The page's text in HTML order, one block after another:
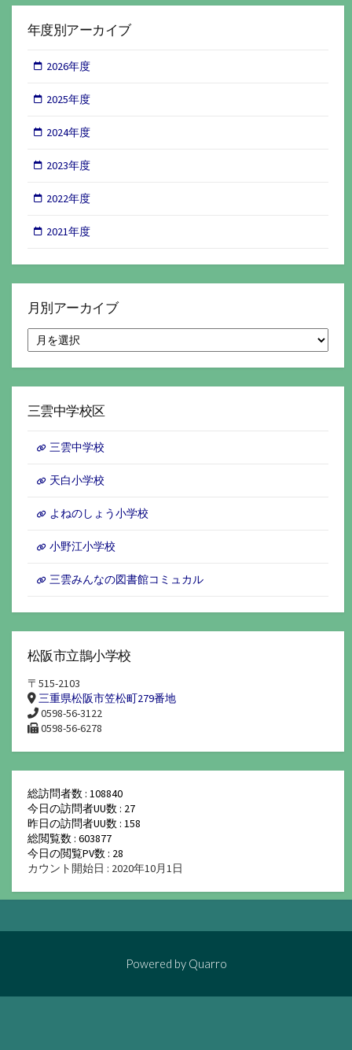
年度別アーカイブ
2026年度
2025年度
2024年度
2023年度
2022年度
2021年度
月別アーカイブ
別
ア
イ
三雲中学校区
三雲中学校
天白小学校
よねのしょう小学校
小野江小学校
三雲みんなの図書館コミュカル
松阪市立鵲小学校
〒515-2103
三重県松阪市笠松町279番地
0598-56-3122
0598-56-6278
総訪問者数 : 108840
今日の訪問者UU数 : 27
昨日の訪問者UU数 : 158
総閲覧数 : 603877
今日の閲覧PV数 : 28
カウント開始日 : 2020年10月1日
Powered by Quarro